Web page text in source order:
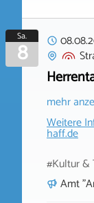
Sa.
8
mehr
Weitere
haff.de
#Kultur &
Amt